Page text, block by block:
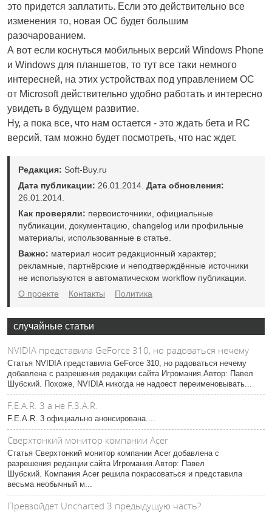
это придется заплатить. Если это действительно все
изменения то, новая ОС будет большим
разочарованием.
А вот если коснуться мобильных версий Windows Phone
и Windows для планшетов, то тут все таки немного
интересней, на этих устройствах под управлением ОС
от Microsoft действительно удобно работать и интересно
увидеть в будущем развитие.
Ну, а пока все, что нам остается - это ждать бета и RC
версий, там можно будет посмотреть, что нас ждет.
Редакция: Soft-Buy.ru
Дата публикации: 26.01.2014. Дата обновления:
26.01.2014.
Как проверяли: первоисточники, официальные
публикации, документацию, changelog или профильные
материалы, использованные в статье.
Важно: материал носит редакционный характер;
рекламные, партнёрские и неподтверждённые источники
не используются в автоматическом workflow публикации.
О проекте
Контакты Политика
случайные статьи
NVIDIA представила GeForce 310, но радоваться нечему
Статья NVIDIA представила GeForce 310, но радоваться нечему
добавлена с разрешения редакции сайта Игромания.Автор: Павел
Шубский. Похоже, NVIDIA никогда не надоест переименовывать...
F.E.A.R. 3 а не F.3.A.R.
F.E.A.R. 3 официально анонсирована....
Сверхтонкий монитор компании Acer
Статья Сверхтонкий монитор компании Acer добавлена с
разрешения редакции сайта Игромания.Автор: Павел
Шубский. Компания Acer решила покрасоваться и представила
весьма необычный м...
Превзойдет Uncharted 3 предыдущую часть?